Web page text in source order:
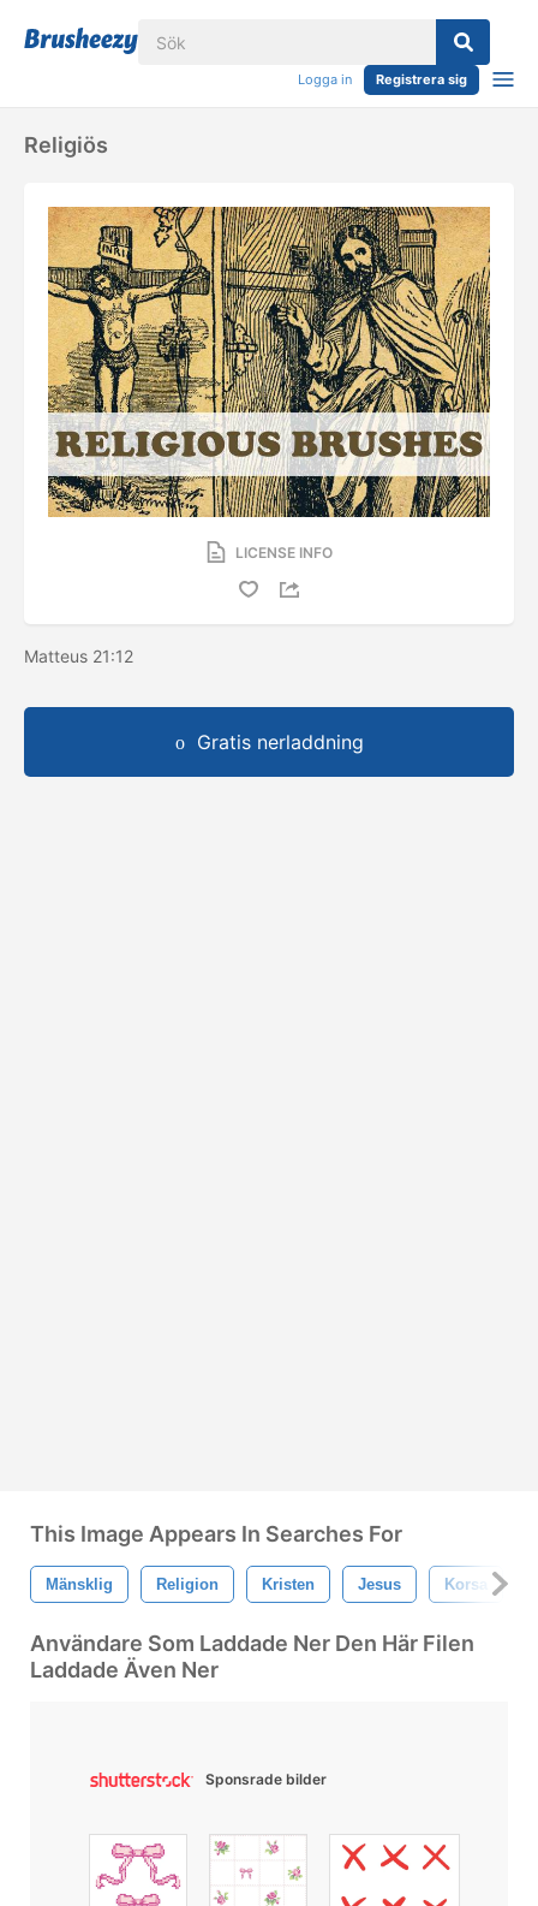
Logga in Registrera sig
Religiös
LICENSE INFO
Matteus 21:12
Gratis nerladdning
This Image Appears In Searches For
Mänsklig Religion Kristen Jesus Korsa
Användare Som Laddade Ner Den Här Filen
Laddade Även Ner
Sponsrade bilder